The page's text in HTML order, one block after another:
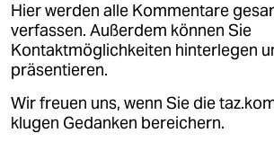
Hier werden alle Kommentare
verfassen. Außerdem können Sie
Kontaktmöglichkeiten hinterlegen
präsentieren.
Wir freuen uns, wenn Sie die
klugen Gedanken bereichern.